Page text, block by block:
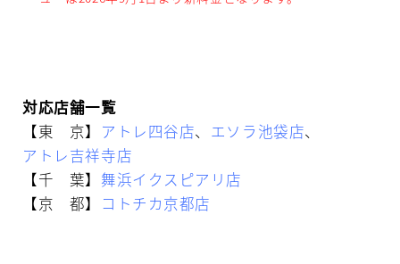
対応店舗一覧
【東 京】 アトレ四谷店、 エソラ池袋店、
アトレ吉祥寺店
【千 葉】 舞浜イクスピアリ店
【京 都】 コトチカ京都店